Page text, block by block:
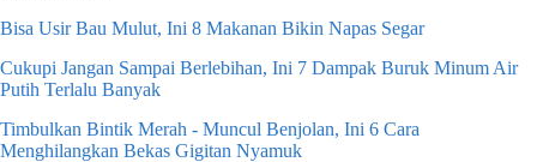
Bisa Usir Bau Mulut, Ini 8 Makanan Bikin Napas Segar
Cukupi Jangan Sampai Berlebihan, Ini 7 Dampak Buruk Minum Air
Putih Terlalu Banyak
Timbulkan Bintik Merah - Muncul Benjolan, Ini 6 Cara
Menghilangkan Bekas Gigitan Nyamuk